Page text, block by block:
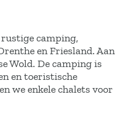
camping,
en Friesland. Aan
Wold. De camping is
en toeristische
we enkele chalets voor